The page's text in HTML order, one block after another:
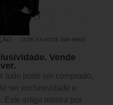
12 DE JULHO DE 2026 08H00
Vende
tudo pode ser comprado,
ser exclusividade e
Este artigo mostra por